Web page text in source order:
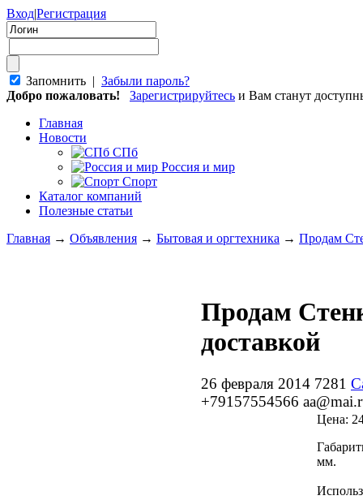
Вход|Регистрация
Запомнить | Забыли пароль?
Добро пожаловать!
Зарегистрируйтесь и Вам станут
Главная
Новости
СПб
Россия и мир
Спорт
Каталог компаний
Полезные статьи
Главная → Объявления → Бытовая и оргтехника → Продам
Продам
доставкой
26 февраля 2014 7281
+79157554566
Цена:
мм.